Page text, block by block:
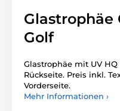
Glastrophäe
Golf
Glastrophäe mit UV
Rückseite. Preis inkl.
Vorderseite.
Mehr Informationen ›